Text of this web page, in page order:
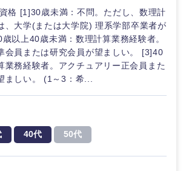
格 [1]30歳未満：不問。ただし、数理計
、大学(または大学院) 理系学部卒業者が
以上40歳未満：数理計算業務経験者。
会員または研究会員が望ましい。 [3]40
業務経験者。アクチュアリー正会員また
ましい。 (1～3：希...
40代 50代